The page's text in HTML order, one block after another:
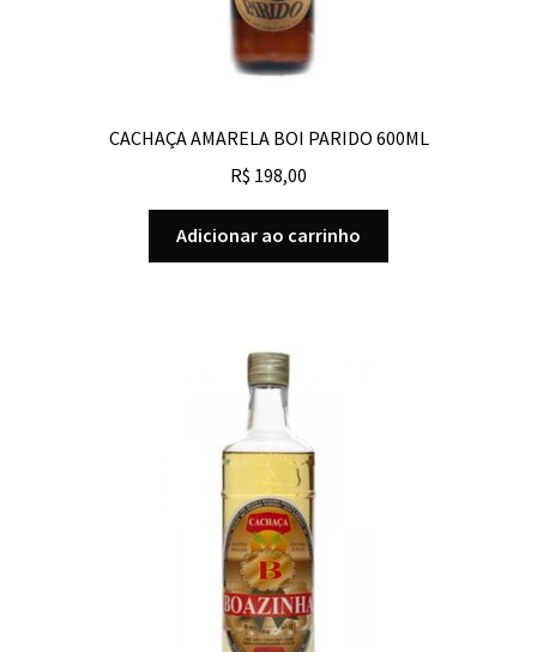
CACHAÇA AMARELA BOI PARIDO 600ML
R$ 198,00
Adicionar ao carrinho